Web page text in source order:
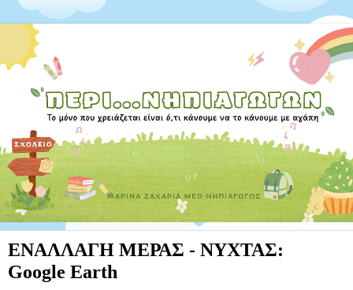
ΕΝΑΛΛΑΓΗ ΜΕΡΑΣ - ΝΥΧΤΑΣ:
Google Earth